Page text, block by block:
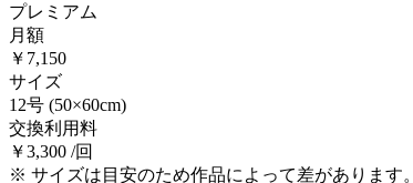
プレミアム
月額
￥7,150
サイズ
12号 (50×60cm)
交換利用料
￥3,300 /回
※ サイズは目安のため作品によって差があります。